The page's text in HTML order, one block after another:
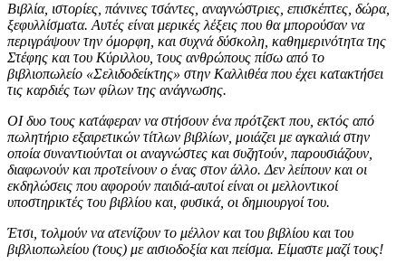
Βιβλία, ιστορίες, πάνινες τσάντες, αναγνώστριες, επισκέπτες, δώρα,
ξεφυλλίσματα. Αυτές είναι μερικές λέξεις που θα μπορούσαν να
περιγράψουν την όμορφη, και συχνά δύσκολη, καθημερινότητα της
Στέφης και του Κύριλλου, τους ανθρώπους πίσω από το
βιβλιοπωλείο «Σελιδοδείκτης» στην Καλλιθέα που έχει κατακτήσει
τις καρδιές των φίλων της ανάγνωσης.
ΟΙ δυο τους κατάφεραν να στήσουν ένα πρότζεκτ που, εκτός από
πωλητήριο εξαιρετικών τίτλων βιβλίων, μοιάζει με αγκαλιά στην
οποία συναντιούνται οι αναγνώστες και συζητούν, παρουσιάζουν,
διαφωνούν και προτείνουν ο ένας στον άλλο. Δεν λείπουν και οι
εκδηλώσεις που αφορούν παιδιά-αυτοί είναι οι μελλοντικοί
υποστηρικτές του βιβλίου και, φυσικά, οι δημιουργοί του.
Έτσι, τολμούν να ατενίζουν το μέλλον και του βιβλίου και του
βιβλιοπωλείου (τους) με αισιοδοξία και πείσμα. Είμαστε μαζί τους!